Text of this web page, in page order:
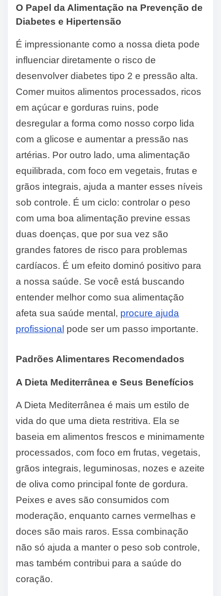
O Papel da Alimentação na Prevenção de
Diabetes e Hipertensão
É impressionante como a nossa dieta pode
influenciar diretamente o risco de
desenvolver diabetes tipo 2 e pressão alta.
Comer muitos alimentos processados, ricos
em açúcar e gorduras ruins, pode
desregular a forma como nosso corpo lida
com a glicose e aumentar a pressão nas
artérias. Por outro lado, uma alimentação
equilibrada, com foco em vegetais, frutas e
grãos integrais, ajuda a manter esses níveis
sob controle. É um ciclo: controlar o peso
com uma boa alimentação previne essas
duas doenças, que por sua vez são
grandes fatores de risco para problemas
cardíacos. É um efeito dominó positivo para
a nossa saúde. Se você está buscando
entender melhor como sua alimentação
afeta sua saúde mental, procure ajuda
profissional pode ser um passo importante.
Padrões Alimentares Recomendados
A Dieta Mediterrânea e Seus Benefícios
A Dieta Mediterrânea é mais um estilo de
vida do que uma dieta restritiva. Ela se
baseia em alimentos frescos e minimamente
processados, com foco em frutas, vegetais,
grãos integrais, leguminosas, nozes e azeite
de oliva como principal fonte de gordura.
Peixes e aves são consumidos com
moderação, enquanto carnes vermelhas e
doces são mais raros. Essa combinação
não só ajuda a manter o peso sob controle,
mas também contribui para a saúde do
coração.